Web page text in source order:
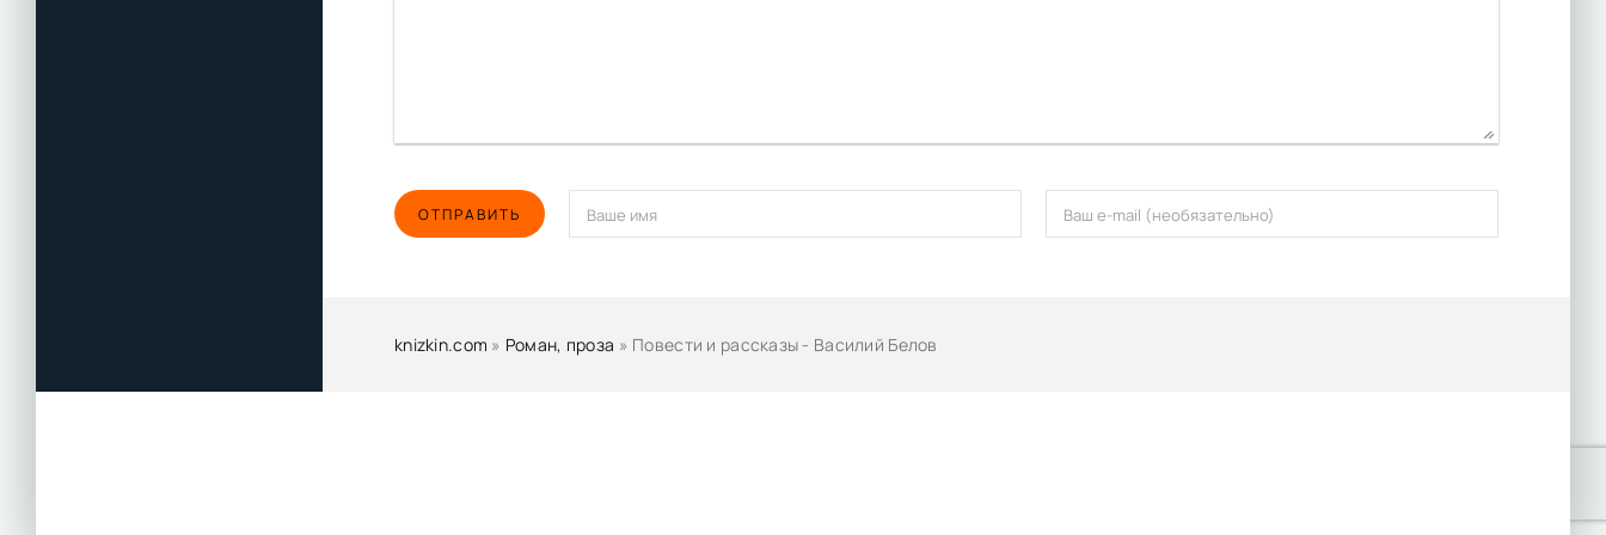
Use Mp3Splt to obtain original tracks
Use Mp3Splt to obtain original tracks
Use Mp3Splt to obtain original tracks
ОТПРАВИТЬ
knizkin.com » Роман, проза » Повести и рассказы - Василий Белов